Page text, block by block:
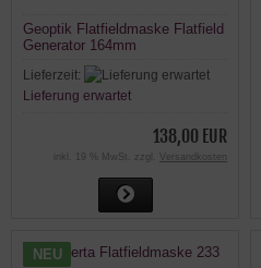
Geoptik Flatfieldmaske Flatfield
Generator 164mm
Lieferzeit:
Lieferung erwartet
138,00 EUR
inkl. 19 % MwSt. zzgl. Versandkosten
NEU